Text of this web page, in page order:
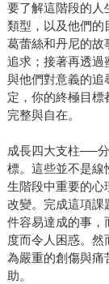
要了解這階段的人
類型，以及他們的
葛蕾絲和丹尼的故
追求；接著再透過
與他們對意義的追
定，你的終極目標
完整與自在。
成長四大支柱──
標。這些並不是線
生階段中重要的心
改變。完成這項課
件容易達成的事，
度而令人困惑。
為嚴重的創傷與痛
助。